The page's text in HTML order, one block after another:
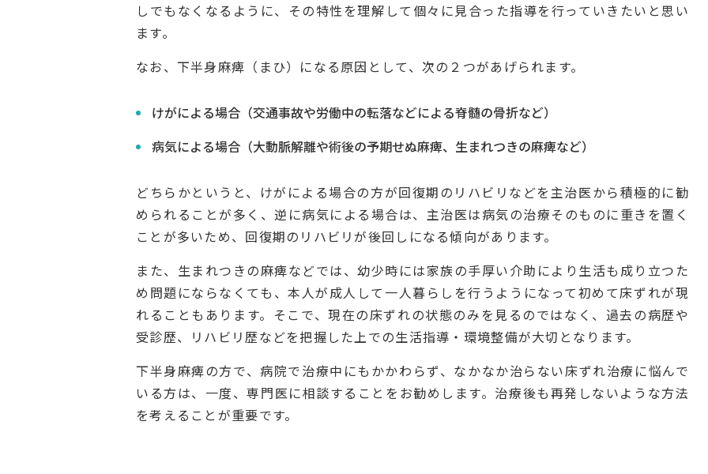
しでもなくなるように、その特性を理解して個々に見合った指導を行っていきたいと思い
ます。
なお、下半身麻痺（まひ）になる原因として、次の２つがあげられます。
けがによる場合（交通事故や労働中の転落などによる脊髄の骨折など）
病気による場合（大動脈解離や術後の予期せぬ麻痺、生まれつきの麻痺など）
どちらかというと、けがによる場合の方が回復期のリハビリなどを主治医から積極的に勧
められることが多く、逆に病気による場合は、主治医は病気の治療そのものに重きを置く
ことが多いため、回復期のリハビリが後回しになる傾向があります。
また、生まれつきの麻痺などでは、幼少時には家族の手厚い介助により生活も成り立つた
め問題にならなくても、本人が成人して一人暮らしを行うようになって初めて床ずれが現
れることもあります。そこで、現在の床ずれの状態のみを見るのではなく、過去の病歴や
受診歴、リハビリ歴などを把握した上での生活指導・環境整備が大切となります。
下半身麻痺の方で、病院で治療中にもかかわらず、なかなか治らない床ずれ治療に悩んで
いる方は、一度、専門医に相談することをお勧めします。治療後も再発しないような方法
を考えることが重要です。